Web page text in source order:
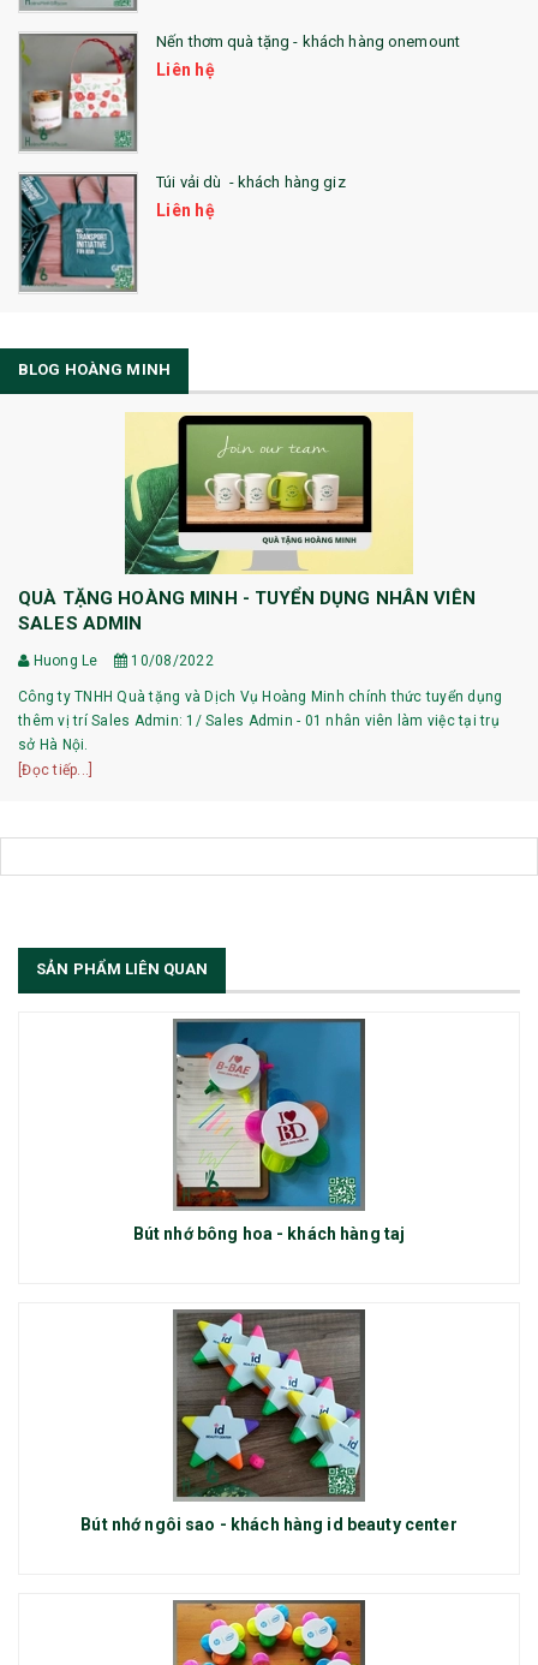
Nến thơm quà tặng - khách hàng onemount
Liên hệ
Túi vải dù - khách hàng giz
Liên hệ
BLOG HOÀNG MINH
QUÀ TẶNG HOÀNG MINH - TUYỂN DỤNG NHÂN VIÊN
SALES ADMIN
Huong Le 10/08/2022
Công ty TNHH Quà tặng và Dịch Vụ Hoàng Minh chính thức tuyển dụng
thêm vị trí Sales Admin: 1/ Sales Admin - 01 nhân viên làm việc tại trụ
sở Hà Nội.
[Đọc tiếp...]
SẢN PHẨM LIÊN QUAN
Bút nhớ bông hoa - khách hàng taj
Bút nhớ ngôi sao - khách hàng id beauty center